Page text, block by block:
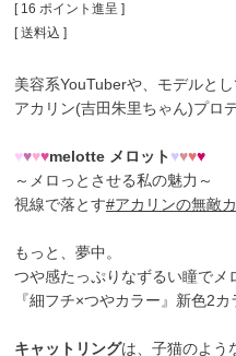
[ 16 ポイント進呈 ]
送料込
美容系YouTuberや、モデルと
アカリン(吉田朱里ちゃん)プロ
♥♥♥♥melotte メロット♥♥♥♥
～メロっとさせる私の魅力～
視線で落とす#アカリンの無敵
もっと、夢中。
つや感たっぷりなずるい瞳でメ
『細フチ×つやカラー』新色2
キャットリングは、子猫のよう